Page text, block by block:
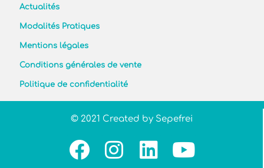
Actualités
Modalités Pratiques
Mentions légales
Conditions générales de vente
Politique de confidentialité
© 2021 Created by Sepefrei